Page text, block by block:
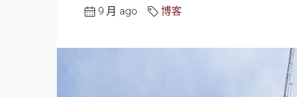
9 月 ago 博客